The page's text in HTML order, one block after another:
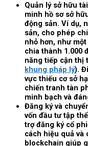
Quản lý sở hữu
minh hồ sơ sở
động sản. Ví dụ,
sản, cho phép
nhỏ hơn, như
chia thành 1.000
năng tiếp cận thị
khung pháp lý).
vực thiếu cơ sở
chiến tranh tàn
minh bạch và
Đăng ký và
vốn đầu tư tập
trợ đăng ký cổ
cách hiệu quả
blockchain giúp